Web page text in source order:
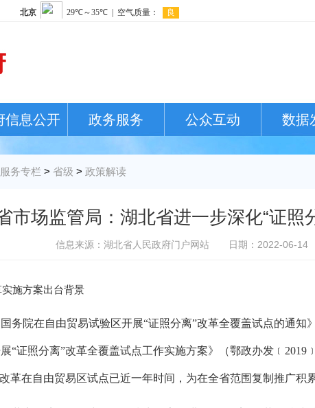
信息公开 政务服务 公众互动 数据
务专栏 > 省级 > 政策解读
市场监管局：湖北省进一步深化“证照
信息来源：湖北省人民政府门户网站 日期：2022-06-14
施方案出台背景
务院在自由贸易试验区开展“证照分离”改革全覆盖试点的通知
“证照分离”改革全覆盖试点工作实施方案》（鄂政办发
革在自由贸易区试点已近一年时间， 为在全省范围复制推广积